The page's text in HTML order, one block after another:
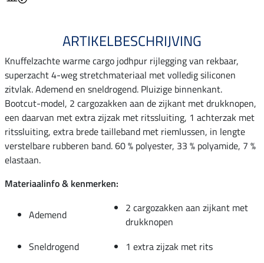
ARTIKELBESCHRIJVING
Knuffelzachte warme cargo jodhpur rijlegging van rekbaar,
superzacht 4-weg stretchmateriaal met volledig siliconen
zitvlak. Ademend en sneldrogend. Pluizige binnenkant.
Bootcut-model, 2 cargozakken aan de zijkant met drukknopen,
een daarvan met extra zijzak met ritssluiting, 1 achterzak met
ritssluiting, extra brede tailleband met riemlussen, in lengte
verstelbare rubberen band. 60 % polyester, 33 % polyamide, 7 %
elastaan.
Materiaalinfo & kenmerken:
Ademend
2 cargozakken aan zijkant met
drukknopen
Sneldrogend
1 extra zijzak met rits